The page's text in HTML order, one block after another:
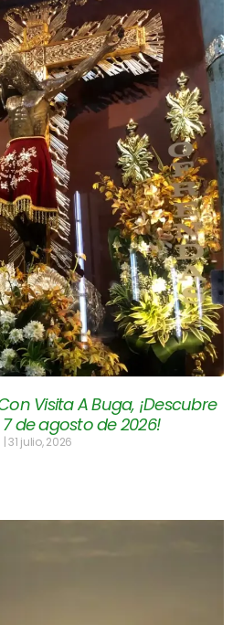
Visita A Buga, ¡Descubre
de agosto de 2026!
31 julio, 2026